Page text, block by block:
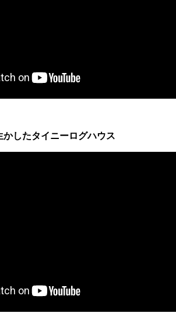
したタイニーログハウス